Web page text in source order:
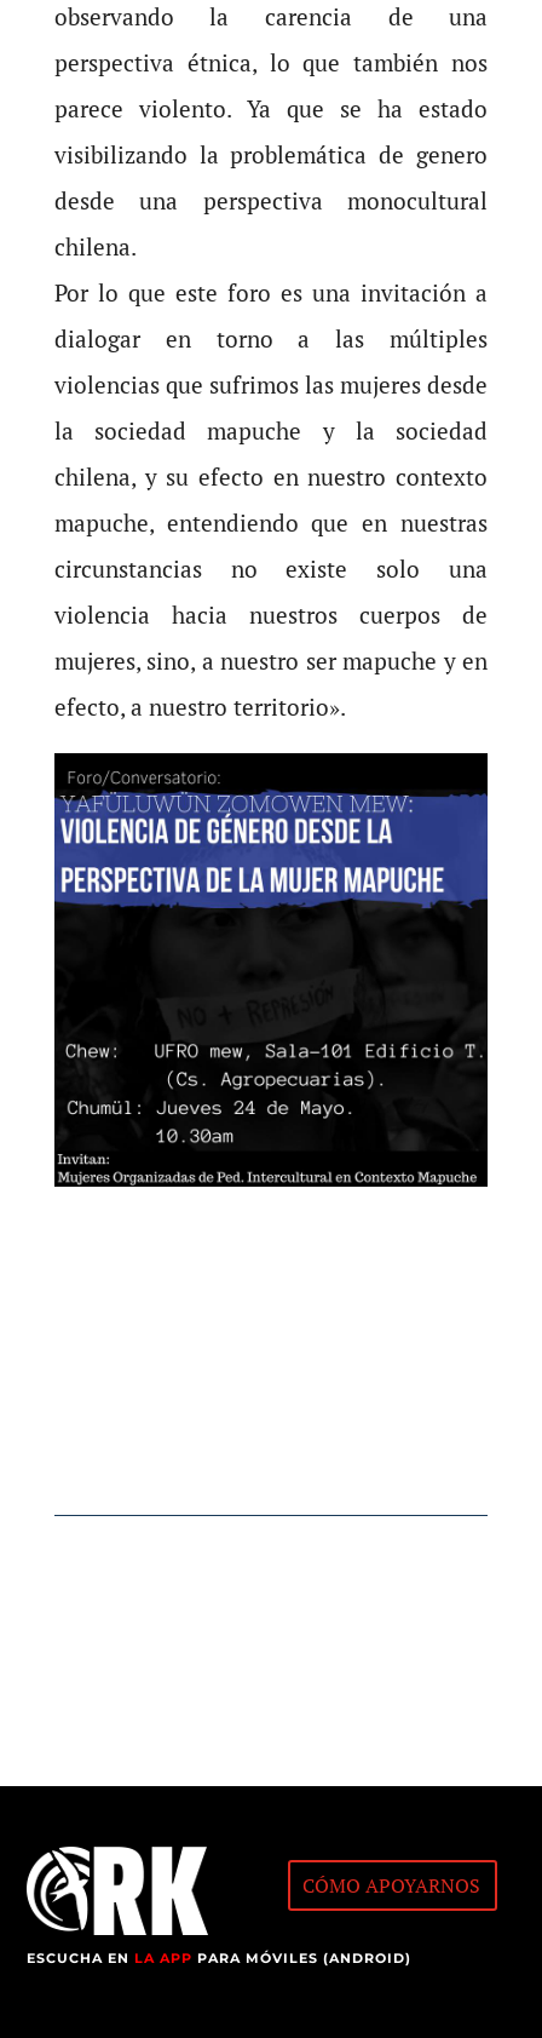
observando la carencia de una
perspectiva étnica, lo que también nos
parece violento. Ya que se ha estado
visibilizando la problemática de genero
desde una perspectiva monocultural
chilena.
Por lo que este foro es una invitación a
dialogar en torno a las múltiples
violencias que sufrimos las mujeres desde
la sociedad mapuche y la sociedad
chilena, y su efecto en nuestro contexto
mapuche, entendiendo que en nuestras
circunstancias no existe solo una
violencia hacia nuestros cuerpos de
mujeres, sino, a nuestro ser mapuche y en
efecto, a nuestro territorio».
CÓMO APOYARNOS
ESCUCHA ENLA APP PARA MÓVILES (ANDROID)